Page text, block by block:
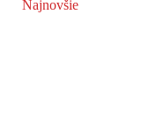
Najnovšie